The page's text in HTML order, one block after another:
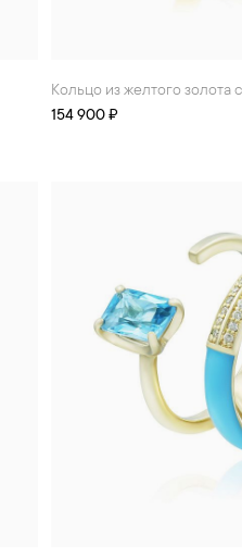
Кольцо из желтого золота
154 900 ₽